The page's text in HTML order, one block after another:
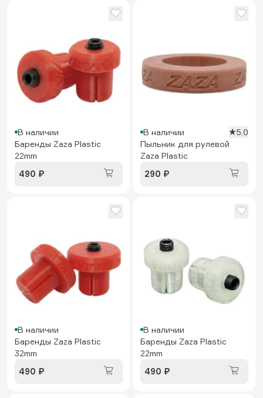
В наличии
Баренды Zaza Plastic
22mm
490 ₽
В наличии
5.0
Пыльник для рулевой
Zaza Plastic
290 ₽
В наличии
Баренды Zaza Plastic
32mm
490 ₽
В наличии
Баренды Zaza Plastic
22mm
490 ₽